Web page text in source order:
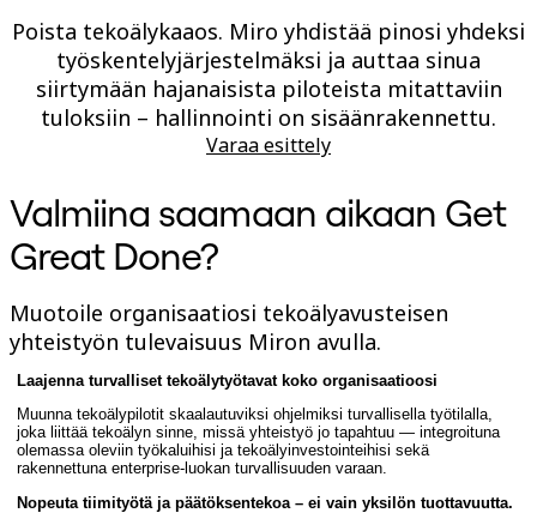
Turvallisuus
Enterprise Guard
Kehittäjäalusta
Lataa sovelluksia
Muodot
Kirjoitustaulu
Diagrams
TalkTrack
Docs
Käyttöskenaariot
Esittelyssä
AI-pelikirjat
Tutustu Miroverseen
Yleistä
Kaaviointi
Työpajat
Aivoriihityöskentely
Ajatuskartat
Käsitekartat
Poista tekoälykaaos. Miro yhdistää pinosi yhdeksi
työskentelyjärjestelmäksi ja auttaa sinua
siirtymään hajanaisista piloteista mitattaviin
tuloksiin – hallinnointi on sisäänrakennettu.
Varaa esittely
Valmiina saamaan aikaan Get
Great Done?
Muotoile organisaatiosi tekoälyavusteisen
yhteistyön tulevaisuus Miron avulla.
Laajenna turvalliset tekoälytyötavat koko organisaatioosi
Muunna tekoälypilotit skaalautuviksi ohjelmiksi turvallisella työtilalla,
joka liittää tekoälyn sinne, missä yhteistyö jo tapahtuu — integroituna
olemassa oleviin työkaluihisi ja tekoälyinvestointeihisi sekä
rakennettuna enterprise-luokan turvallisuuden varaan.
Nopeuta tiimityötä ja päätöksentekoa – ei vain yksilön tuottavuutta.